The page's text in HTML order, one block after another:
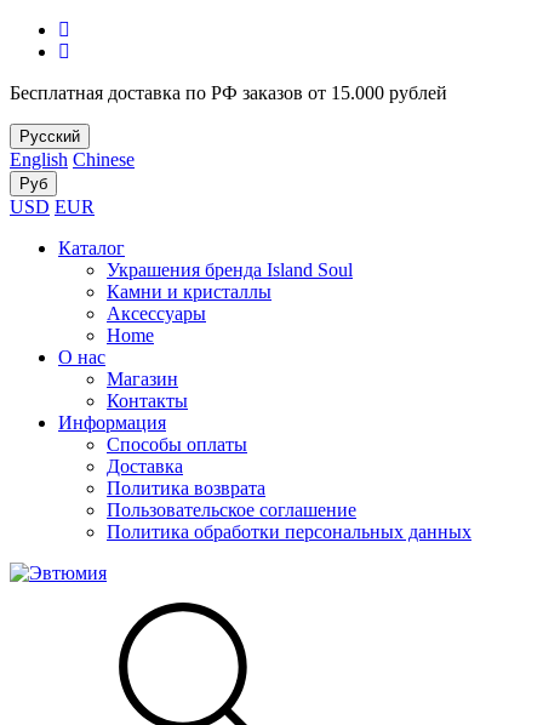
Бесплатная доставка по РФ заказов от 15.000 рублей
Русский
English Chinese
Руб
USD EUR
Каталог
Украшения бренда Island Soul
Камни и кристаллы
Аксессуары
Home
О нас
Магазин
Контакты
Информация
Способы оплаты
Доставка
Политика возврата
Пользовательское соглашение
Политика обработки персональных данных